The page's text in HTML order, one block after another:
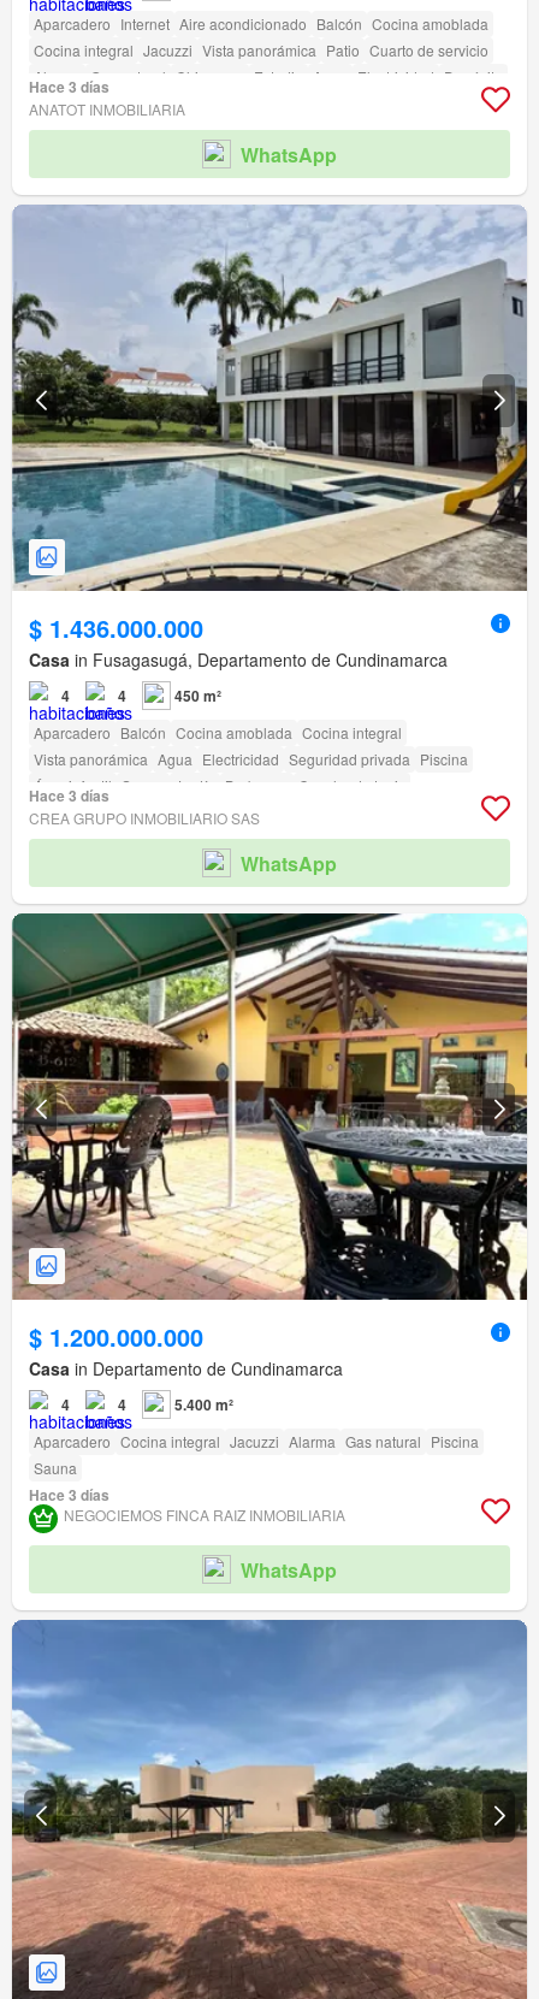
Aparcadero Internet Aire acondicionado Balcón Cocina amoblada
Cocina integral Jacuzzi Vista panorámica Patio Cuarto de servicio
Alarma
Gas natural Chimenea Estudio Agua Electricidad Depósito
Seguridad privada Gimnasio
Sauna
Jardín Barbecue Acceso para personas con discapacidad
Hace 3 días
ANATOT INMOBILIARIA
WhatsApp
$ 1.436.000.000
Casa in Fusagasugá, Departamento de Cundinamarca
4 4 450 m²
Aparcadero Balcón Cocina amoblada Cocina integral
Vista panorámica Agua Electricidad Seguridad privada Piscina
Área infantil Sauna Jardín Barbecue Cancha de tenis
Hace 3 días
CREA GRUPO INMOBILIARIO SAS
WhatsApp
$ 1.200.000.000
Casa in Departamento de Cundinamarca
4 4 5.400 m²
Aparcadero Cocina integral Jacuzzi Alarma Gas natural Piscina
Sauna
Hace 3 días
NEGOCIEMOS FINCA RAIZ INMOBILIARIA
WhatsApp